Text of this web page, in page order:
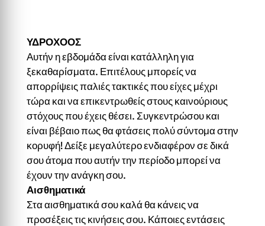
ΥΔΡΟΧΟΟΣ
Αυτήν η εβδομάδα είναι κατάλληλη για
ξεκαθαρίσματα. Επιτέλους μπορείς να
απορρίψεις παλιές τακτικές που είχες μέχρι
τώρα και να επικεντρωθείς στους καινούριους
στόχους που έχεις θέσει. Συγκεντρώσου και
είναι βέβαιο πως θα φτάσεις πολύ σύντομα στην
κορυφή! Δείξε μεγαλύτερο ενδιαφέρον σε δικά
σου άτομα που αυτήν την περίοδο μπορεί να
έχουν την ανάγκη σου.
Αισθηματικά
Στα αισθηματικά σου καλά θα κάνεις να
προσέξεις τις κινήσεις σου. Κάποιες εντάσεις